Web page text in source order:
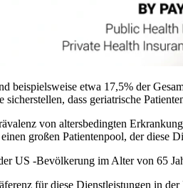
beispielsweise etwa 17,5% der
dass geriatrische
von altersbedingten
großen Patientenpool, der diese
US -Bevölkerung im Alter von 65
für diese Dienstleistungen in